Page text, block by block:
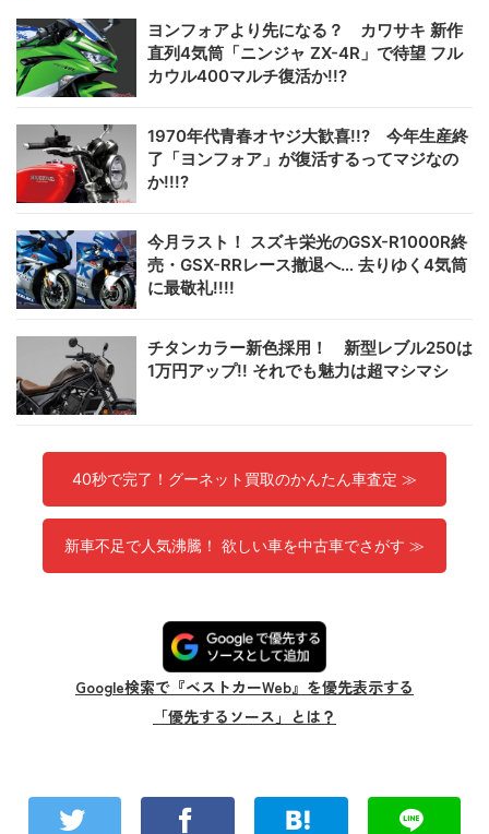
ヨンフォアより先になる？ カワサキ 新作
直列4気筒「ニンジャ ZX-4R」で待望 フル
カウル400マルチ復活か!!?
1970年代青春オヤジ大歓喜!!? 今年生産終
了「ヨンフォア」が復活するってマジなの
か!!!?
今月ラスト！ スズキ栄光のGSX-R1000R終
売・GSX-RRレース撤退へ… 去りゆく4気筒
に最敬礼!!!!
チタンカラー新色採用！ 新型レブル250は
1万円アップ!! それでも魅力は超マシマシ
40秒で完了！グーネット買取のかんたん車査定 ≫
新車不足で人気沸騰！ 欲しい車を中古車でさがす ≫
Google検索で『ベストカーWeb』を優先表示する
「優先するソース」とは？